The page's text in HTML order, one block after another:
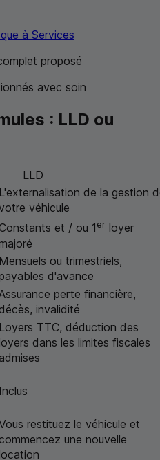
à Services
proposé
avec soin
: LLD ou
LLD
L'externalisation de la gestion
véhicule
Constants et / ou 1er loyer
Mensuels ou trimestriels,
d'avance
perte financière,
invalidité
Loyers TTC, déduction des
dans les limites fiscales
Inclus
restituez le véhicule et
une nouvelle